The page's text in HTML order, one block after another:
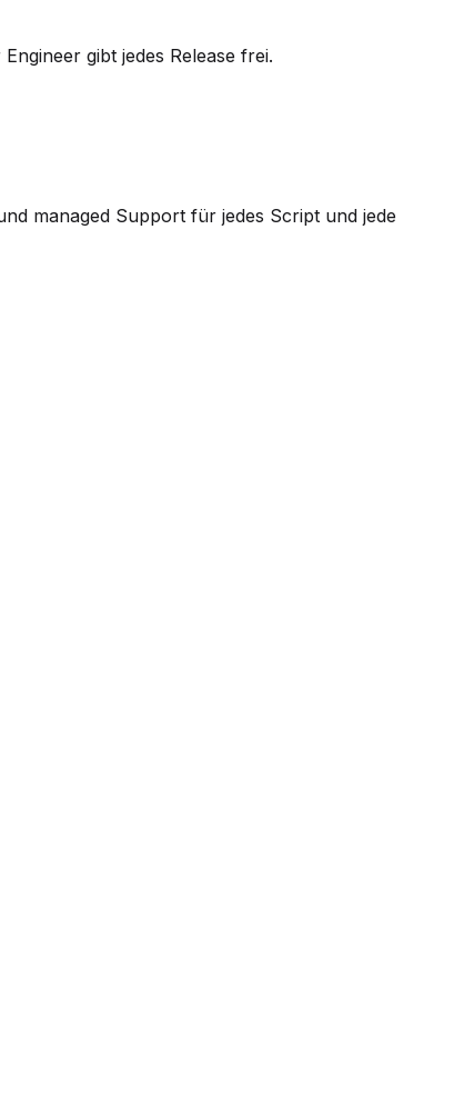
gibt jedes Release frei.
managed Support für jedes Script und jede